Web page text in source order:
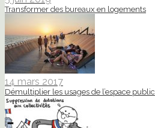
Transformer des bureaux en logements
14 mars 2017
Démultiplier les usages de l’espace public